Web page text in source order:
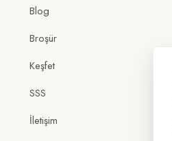
Blog
Broşür
Keşfet
SSS
İletişim